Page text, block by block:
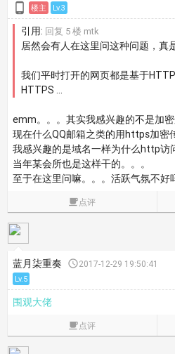
 楼主 Lv.3
引用: 回复 5 楼 mtk
居然会有人在这里问这种问题，真
我们平时打开的网页都是基于
HTTPS ...
emm。。。其实我感兴趣的不是加
现在什么QQ邮箱之类的用https加密
我感兴趣的是域名一样为什么http访
当年某会所也是这样干的。。。
至于在这里问嘛。。。活跃气氛不好
点评
蓝月柒重奏 2017-12-29 19:50:41
Lv.5
围观大佬
点评